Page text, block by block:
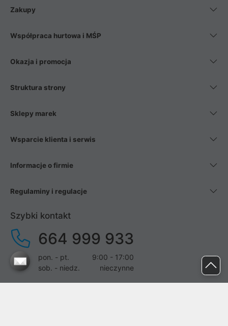
Zakupy
Współpraca hurtowa i MŚP
Okazja i promocja
Struktura strony
Sklepy marek
Wsparcie klienta i serwis
Informacje o firmie
Regulaminy i regulacje
Szybki kontakt
664 999 933
pon. - pt.
9:00 - 17:00
sob. - niedz.
nieczynne